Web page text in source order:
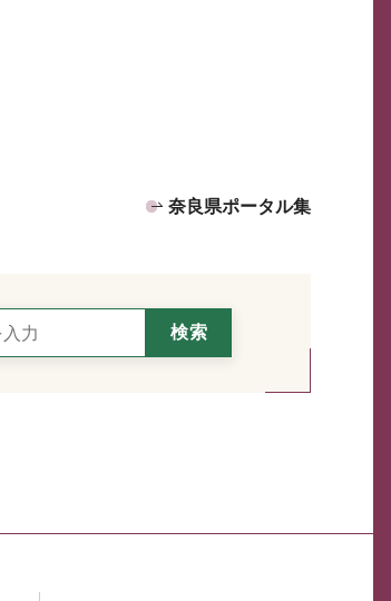
奈良県ポータル集